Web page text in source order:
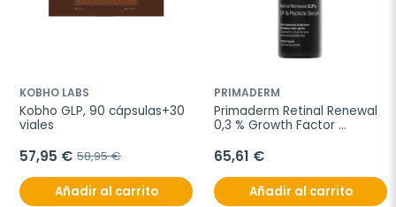
KOBHO LABS
Kobho GLP, 90 cápsulas+30
viales
57,95 € 58,95 €
Añadir al carrito
PRIMADERM
Primaderm Retinal Renewal
0,3 % Growth Factor
65,61 €
Añadir al carrito